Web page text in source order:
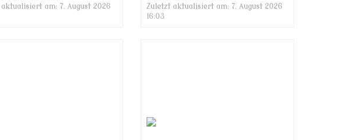
am: 7. August 2026
sie ihre Berufung, den
Zuletzt aktualisiert am: 7. August 2026
16:03